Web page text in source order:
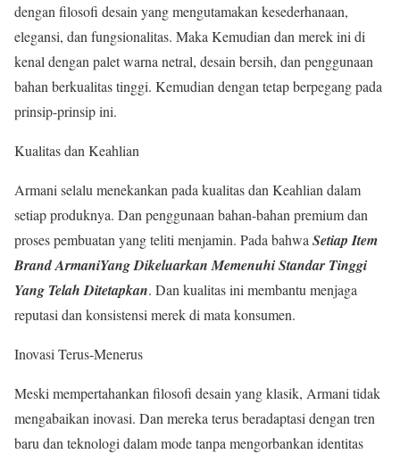
dengan filosofi desain yang mengutamakan kesederhanaan,
elegansi, dan fungsionalitas. Maka Kemudian dan merek ini di
kenal dengan palet warna netral, desain bersih, dan penggunaan
bahan berkualitas tinggi. Kemudian dengan tetap berpegang pada
prinsip-prinsip ini.
Kualitas dan Keahlian
Armani selalu menekankan pada kualitas dan Keahlian dalam
setiap produknya. Dan penggunaan bahan-bahan premium dan
proses pembuatan yang teliti menjamin. Pada bahwa Setiap Item
Brand ArmaniYang Dikeluarkan Memenuhi Standar Tinggi
Yang Telah Ditetapkan. Dan kualitas ini membantu menjaga
reputasi dan konsistensi merek di mata konsumen.
Inovasi Terus-Menerus
Meski mempertahankan filosofi desain yang klasik, Armani tidak
mengabaikan inovasi. Dan mereka terus beradaptasi dengan tren
baru dan teknologi dalam mode tanpa mengorbankan identitas